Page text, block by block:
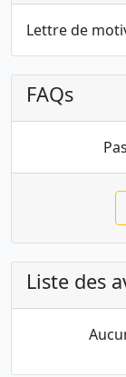
Lettre de
FAQs
Liste des